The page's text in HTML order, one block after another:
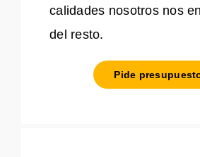
calidades nosotros nos
del resto.
Pide